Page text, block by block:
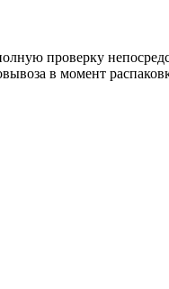
проверку
в момент